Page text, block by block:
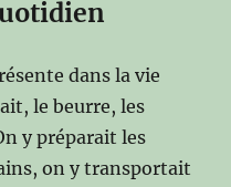
dans la vie
le beurre, les
y préparait les
on y transportait